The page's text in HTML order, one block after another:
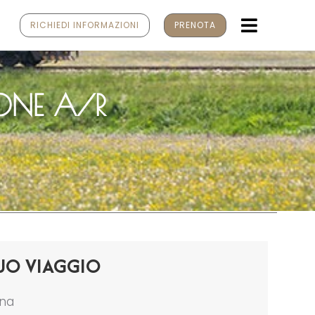
RICHIEDI INFORMAZIONI PRENOTA
A/R
VIAGGIO